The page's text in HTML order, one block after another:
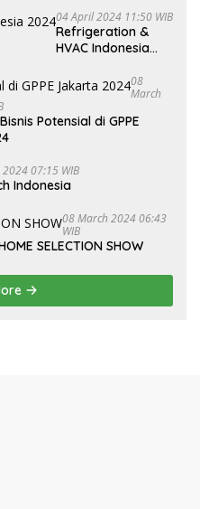
04 April 2024 11:50 WIB
Refrigeration &
HVAC Indonesia
08
March
Potensial di GPPE
07:15 WIB
Indonesia
08 March 2024 06:43
WIB
SELECTION SHOW